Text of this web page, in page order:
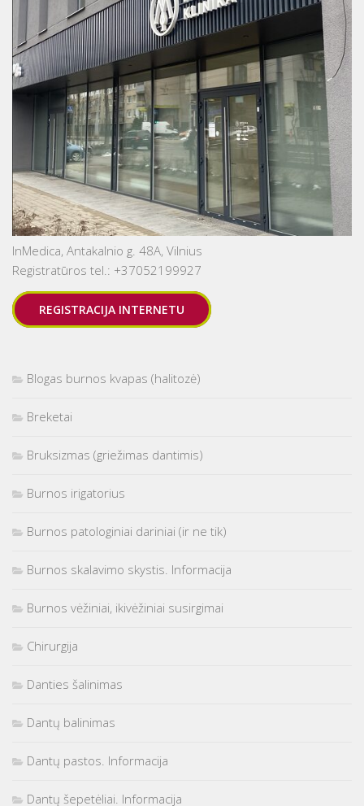
InMedica, Antakalnio g. 48A, Vilnius
Registratūros tel.: +37052199927
REGISTRACIJA INTERNETU
Blogas burnos kvapas (halitozė)
Breketai
Bruksizmas (griežimas dantimis)
Burnos irigatorius
Burnos patologiniai dariniai (ir ne tik)
Burnos skalavimo skystis. Informacija
Burnos vėžiniai, ikivėžiniai susirgimai
Chirurgija
Danties šalinimas
Dantų balinimas
Dantų pastos. Informacija
Dantų šepetėliai. Informacija